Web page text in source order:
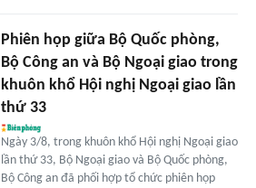
Phiên họp giữa Bộ Quốc phòng,
Bộ Công an và Bộ Ngoại giao trong
khuôn khổ Hội nghị Ngoại giao lần
thứ 33
Ngày 3/8, trong khuôn khổ Hội nghị Ngoại giao
lần thứ 33, Bộ Ngoại giao và Bộ Quốc phòng,
Bộ Công an đã phối hợp tổ chức phiên họp